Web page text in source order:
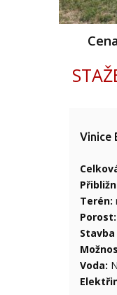
Vinice
Terén:
Porost:
Voda: